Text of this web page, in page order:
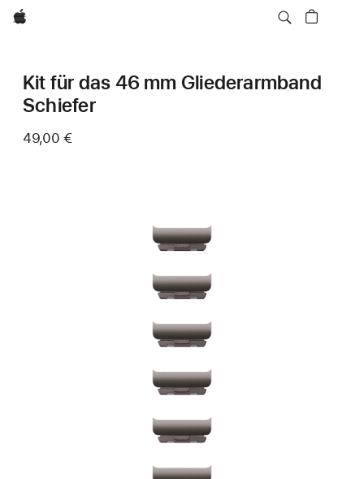
Apple
Kit für das 46 mm Gliederarmband
Schiefer
49,00 €